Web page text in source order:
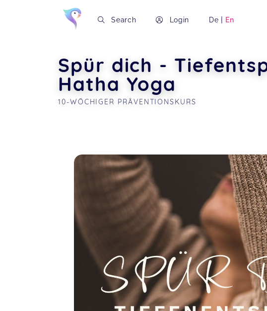
Search Login De | En
Spür dich -
Hatha Yoga
10-WÖCHIGER PRÄVENTIONSKURS